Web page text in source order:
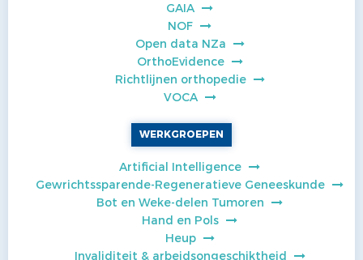
GAIA
NOF
Open data NZa
OrthoEvidence
Richtlijnen orthopedie
VOCA
WERKGROEPEN
Artificial Intelligence
Gewrichtssparende-Regeneratieve Geneeskunde
Bot en Weke-delen Tumoren
Hand en Pols
Heup
Invaliditeit & arbeidsongeschiktheid